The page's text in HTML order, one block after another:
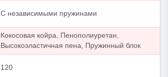
С независимыми пружинами
Кокосовая койра, Пенополиуретан,
Высокоэластичная пена, Пружинный блок
120